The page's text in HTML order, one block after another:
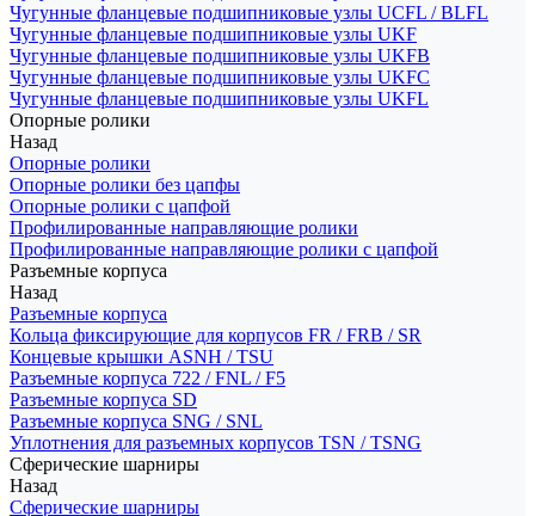
Чугунные фланцевые подшипниковые узлы UCFL / BLFL
Чугунные фланцевые подшипниковые узлы UKF
Чугунные фланцевые подшипниковые узлы UKFB
Чугунные фланцевые подшипниковые узлы UKFC
Чугунные фланцевые подшипниковые узлы UKFL
Опорные ролики
Назад
Опорные ролики
Опорные ролики без цапфы
Опорные ролики с цапфой
Профилированные направляющие ролики
Профилированные направляющие ролики с цапфой
Разъемные корпуса
Назад
Разъемные корпуса
Кольца фиксирующие для корпусов FR / FRB / SR
Концевые крышки ASNH / TSU
Разъемные корпуса 722 / FNL / F5
Разъемные корпуса SD
Разъемные корпуса SNG / SNL
Уплотнения для разъемных корпусов TSN / TSNG
Сферические шарниры
Назад
Сферические шарниры